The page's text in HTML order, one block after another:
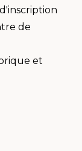
d'inscription
de
et